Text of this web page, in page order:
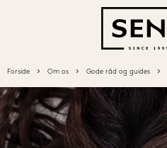
Forside Om os Gode råd og guides